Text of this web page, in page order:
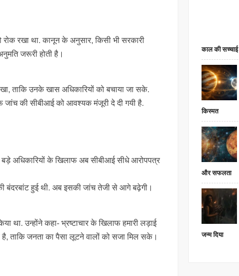
रोक रखा था. कानून के अनुसार, किसी भी सरकारी
जरूरी होती है।
ताकि उनके खास अधिकारियों को बचाया जा सके.
जांच की सीबीआई को आवश्यक मंजूरी दे दी गयी है.
अधिकारियों के खिलाफ अब सीबीआई सीधे आरोपपत्र
बंदरबांट हुई थी. अब इसकी जांच तेजी से आगे बढ़ेगी।
था. उन्होंने कहा- भ्रष्टाचार के खिलाफ हमारी लड़ाई
है, ताकि जनता का पैसा लूटने वालों को सजा मिल सके।
काल की सच्चाई
किस्मत
और सफलता
जन्म दिया